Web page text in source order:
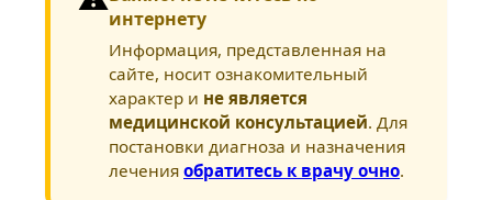
интернету
Информация, представленная на
сайте, носит ознакомительный
характер и не является
медицинской консультацией. Для
постановки диагноза и назначения
лечения обратитесь к врачу очно.